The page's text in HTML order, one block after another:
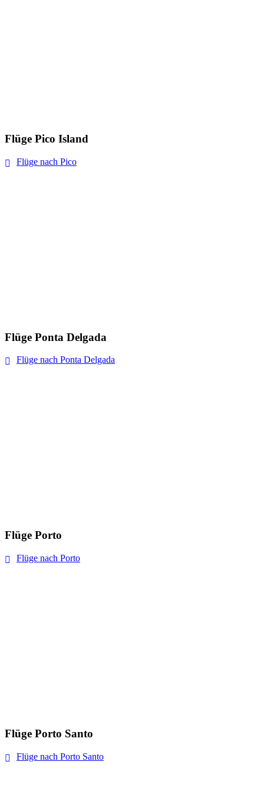
Flüge Pico Island
Flüge nach Pico
Flüge Ponta Delgada
Flüge nach Ponta Delgada
Flüge Porto
Flüge nach Porto
Flüge Porto Santo
Flüge nach Porto Santo